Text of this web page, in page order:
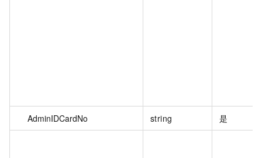
AdminIDCardNo string 是